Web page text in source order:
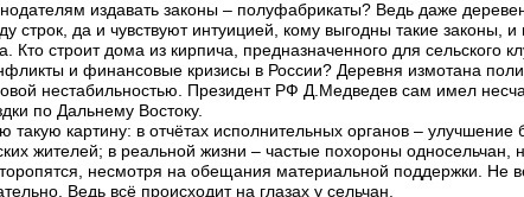
издавать законы – полуфабрикаты? Ведь даже
строк, да и чувствуют интуицией, кому выгодны такие законы, и
строит дома из кирпича, предназначенного для сельского
и финансовые кризисы в России? Деревня измотана
нестабильностью. Президент РФ Д.Медведев сам имел
по Дальнему Востоку.
картину: в отчётах исполнительных органов – улучшение
жителей; в реальной жизни – частые похороны односельчан,
несмотря на обещания материальной поддержки. Не
Ведь всё происходит на глазах у сельчан.